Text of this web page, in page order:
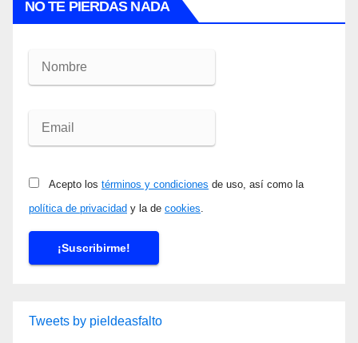
NO TE PIERDAS NADA
Acepto los términos y condiciones de uso, así como la
política de privacidad y la de cookies
Tweets by pieldeasfalto